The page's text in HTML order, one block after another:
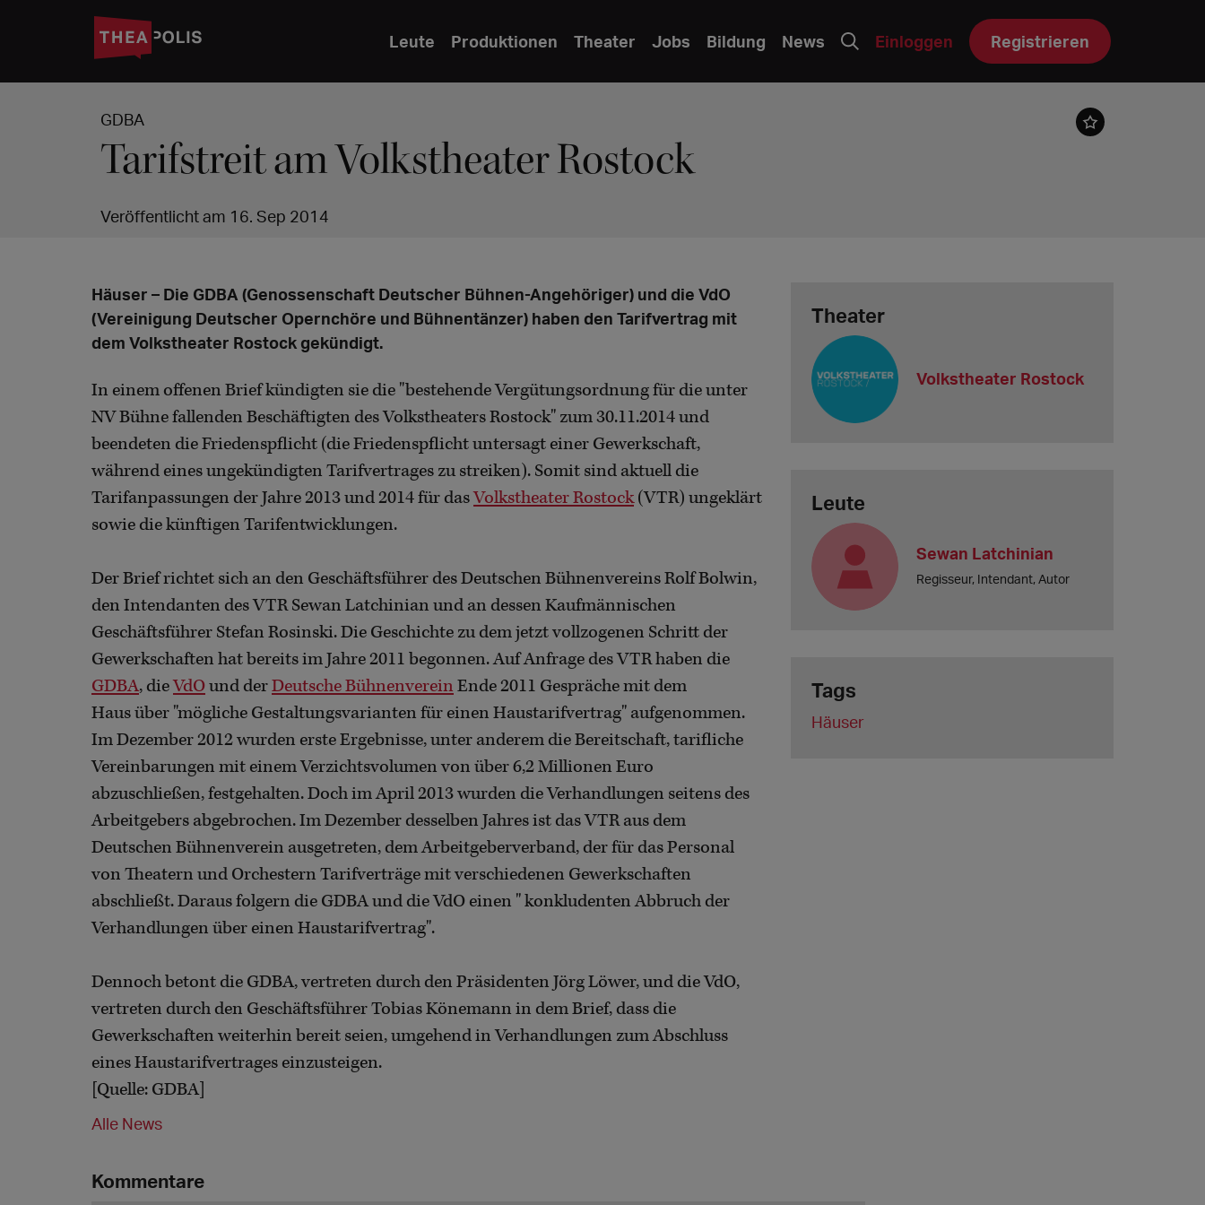
Leute Produktionen Theater Jobs Bildung News Einloggen Registrieren
GDBA
Tarifstreit am Volkstheater Rostock
Veröffentlicht am 16. Sep 2014
Häuser – Die GDBA (Genossenschaft Deutscher Bühnen-Angehöriger) und die VdO
(Vereinigung Deutscher Opernchöre und Bühnentänzer) haben den Tarifvertrag mit
dem Volkstheater Rostock gekündigt.
In einem offenen Brief kündigten sie die "bestehende Vergütungsordnung für die unter
NV Bühne fallenden Beschäftigten des Volkstheaters Rostock" zum 30.11.2014 und
beendeten die Friedenspflicht (die Friedenspflicht untersagt einer Gewerkschaft,
während eines ungekündigten Tarifvertrages zu streiken). Somit sind aktuell die
Tarifanpassungen der Jahre 2013 und 2014 für dasVolkstheater Rostock(VTR) ungeklärt
sowie die künftigen Tarifentwicklungen.
Der Brief richtet sich an den Geschäftsführer des Deutschen Bühnenvereins Rolf Bolwin,
den Intendanten des VTR Sewan Latchinian und an dessen Kaufmännischen
Geschäftsführer Stefan Rosinski. Die Geschichte zu dem jetzt vollzogenen Schritt der
Gewerkschaften hat bereits im Jahre 2011 begonnen. Auf Anfrage des VTR haben die
GDBA, dieVdOund derDeutsche Bühnenverein Ende 2011 Gespräche mit dem
Haus über "mögliche Gestaltungsvarianten für einen Haustarifvertrag" aufgenommen.
Im Dezember 2012 wurden erste Ergebnisse, unter anderem die Bereitschaft, tarifliche
Vereinbarungen mit einem Verzichtsvolumen von über 6,2 Millionen Euro
abzuschließen, festgehalten. Doch im April 2013 wurden die Verhandlungen seitens des
Arbeitgebers abgebrochen. Im Dezember desselben Jahres ist das VTR aus dem
Deutschen Bühnenverein ausgetreten, dem Arbeitgeberverband, der für das Personal
von Theatern und Orchestern Tarifverträge mit verschiedenen Gewerkschaften
abschließt. Daraus folgern die GDBA und die VdO einen " konkludenten Abbruch der
Verhandlungen über einen Haustarifvertrag".
Dennoch betont die GDBA, vertreten durch den Präsidenten Jörg Löwer, und die VdO,
vertreten durch den Geschäftsführer Tobias Könemann in dem Brief, dass die
Gewerkschaften weiterhin bereit seien, umgehend in Verhandlungen zum Abschluss
eines Haustarifvertrages einzusteigen.
[Quelle: GDBA]
Alle News
Theater
Volkstheater Rostock
Leute
Sewan Latchinian
Regisseur, Intendant, Autor
Tags
Häuser
Kommentare